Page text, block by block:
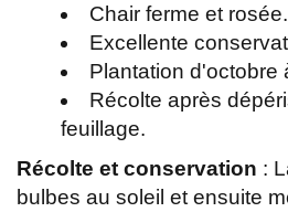
Chair ferme et rosée.
Excellente
Plantation d'octobre
Récolte après
feuillage.
Récolte et conservation :
bulbes au soleil et ensuite